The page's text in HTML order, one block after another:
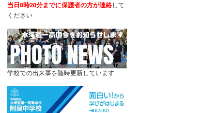
当日8時20分までに保護者の方が連絡して
ください
学校での出来事を随時更新しています